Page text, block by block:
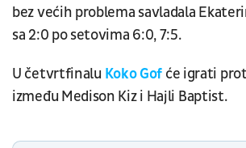
bez većih problema savladala
sa 2:0 po setovima 6:0, 7:5.
U četvrtfinalu Koko Gof će igrati
između Medison Kiz i Hajli Baptist.